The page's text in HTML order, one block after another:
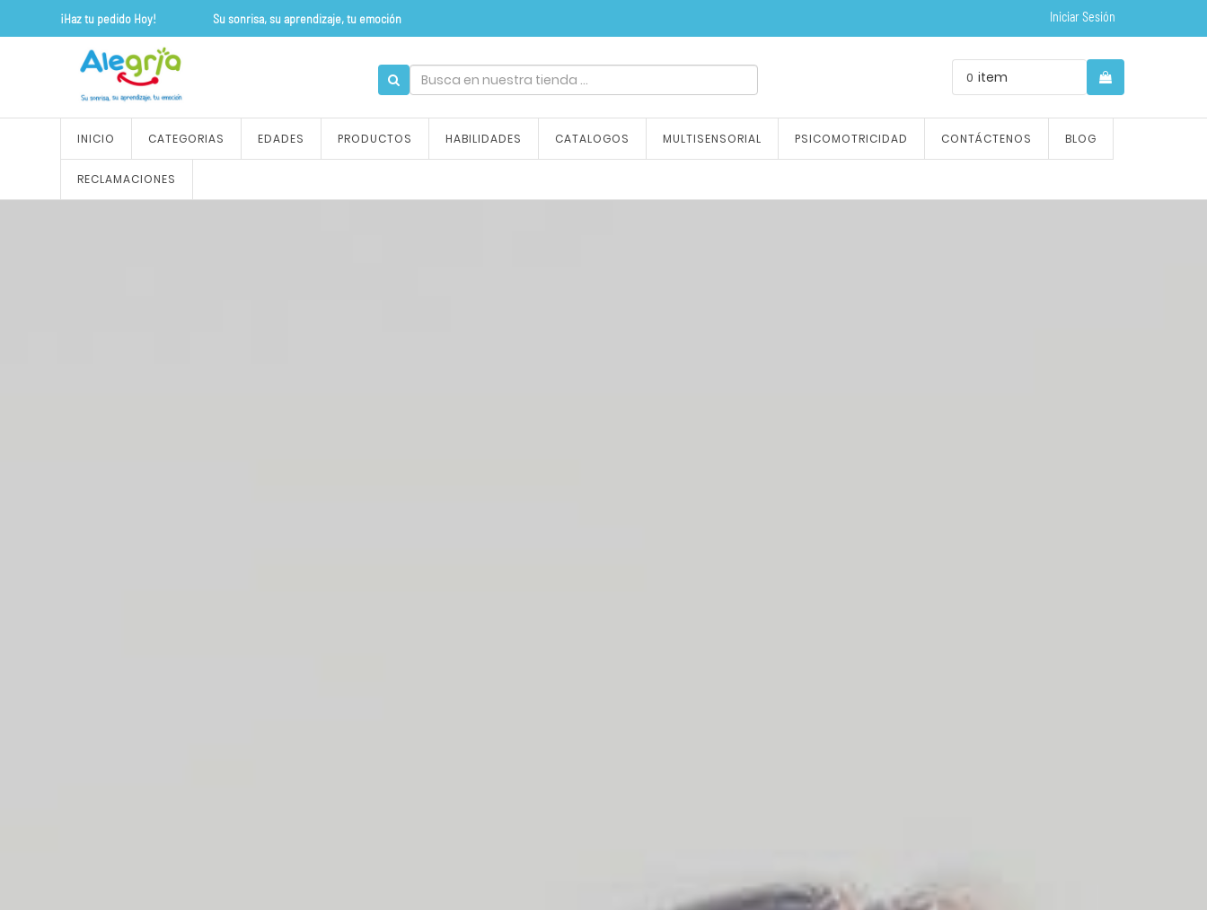
¡Haz tu pedido Hoy! Su sonrisa, su aprendizaje, tu emoción Iniciar Sesión
0 item
INICIO CATEGORIAS EDADES PRODUCTOS HABILIDADES CATALOGOS MULTISENSORIAL PSICOMOTRICIDAD CONTÁCTENOS BLOG
RECLAMACIONES